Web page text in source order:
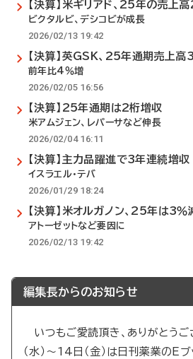
【決算】米ギリアド、25年の売上
ビクタルビ、デシコビが成長
2026/02/13 19:42
【決算】英GSK、25年通期売上
前年比4％増
2026/02/05 16:56
【決算】25年通期は2桁増収
米アムジェン、レパーサなど伸長
2026/02/04 16:11
【決算】主力品躍進で3年連続増収
イスラエル・テバ
2026/01/29 18:24
【決算】米オルガノン、25年は3％
アトーゼットなど要因に
2026/02/13 19:42
編集長からのお知らせ
いつもご愛読頂き、ありがとうご
（水）～14日（金）は日刊薬業のE